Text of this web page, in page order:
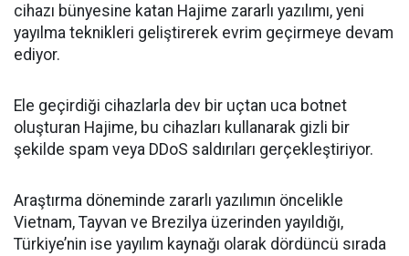
cihazı bünyesine katan Hajime zararlı yazılımı, yeni
yayılma teknikleri geliştirerek evrim geçirmeye devam
ediyor.
Ele geçirdiği cihazlarla dev bir uçtan uca botnet
oluşturan Hajime, bu cihazları kullanarak gizli bir
şekilde spam veya DDoS saldırıları gerçekleştiriyor.
Araştırma döneminde zararlı yazılımın öncelikle
Vietnam, Tayvan ve Brezilya üzerinden yayıldığı,
Türkiye’nin ise yayılım kaynağı olarak dördüncü sırada